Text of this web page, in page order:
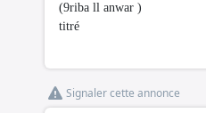
(9riba ll anwar )
titré
Signaler cette annonce